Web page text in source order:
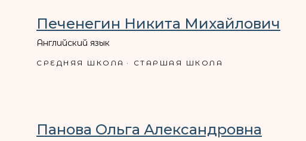
Печенегин Никита Михайлович
Английский язык
СРЕДНЯЯ ШКОЛА СТАРШАЯ ШКОЛА
Панова Ольга Александровна